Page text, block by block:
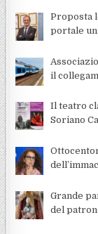
Proposta
portale
il
Il teatro
Soriano
Grande
del